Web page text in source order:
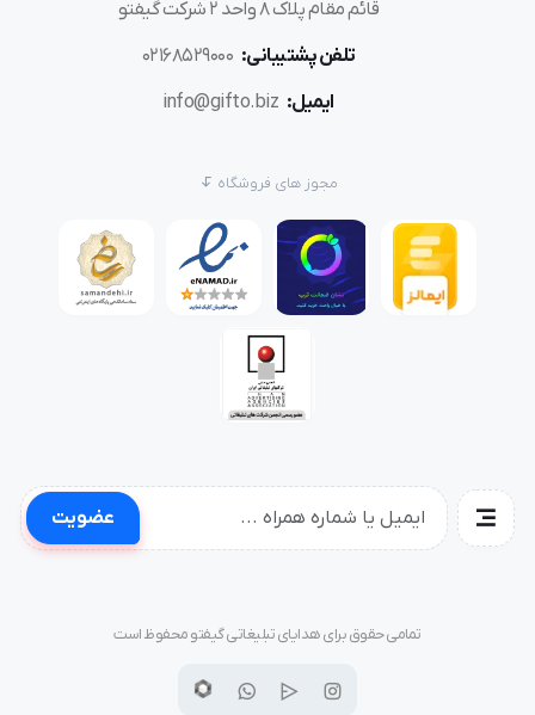
قائم مقام پلاک 8 واحد 2 شرکت گیفتو
تلفن پشتیبانی: 02168529000
ایمیل: info@gifto.biz
مجوز های فروشگاه
عضویت
تمامی حقوق برای هدایای تبلیغاتی گیفتو محفوظ است